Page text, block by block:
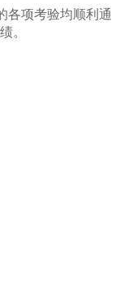
各项考验均顺利通
。